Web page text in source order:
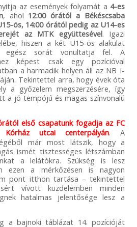
az események folyamát a 4-es
, ahol 12:00 órától a Békéscsaba
ös, 14:00 órától pedig az U14-es
az MTK együttesével. Igazi
hiszen a két U15-ös alakulat
egész sorát vonultatja fel. A
képest csak egy pozícióval
a harmadik helyen áll az NB I-
Tekintettel arra, hogy évek óta
a győzelem megszerzésére, így
a jó tempójú és magas színvonalú
első csapatunk fogadja az FC
utcai centerpályán. A
már most látszik, hogy a
ismét tisztességes létszámban
a lelátókra. Szükség is lesz
ezen a mérkőzésen is nagyon
pont itthon tartása – tekintettel
vívott küzdelemben minden
hatalmas jelentősége lesz a
a bajnoki táblázat 14. pozícióját